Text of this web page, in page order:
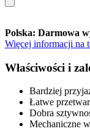
Polska: Darmowa
Więcej informacji na
Właściwości i
Bardziej
Łatwe
Dobra
Mechaniczne